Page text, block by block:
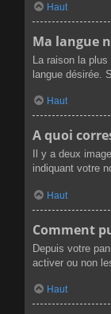
Haut
Ma langue
La raison la plus
langue désirée.
Haut
A quoi
Il y a deux
indiquant votre
Haut
Comment
Depuis votre
activer ou non
Haut